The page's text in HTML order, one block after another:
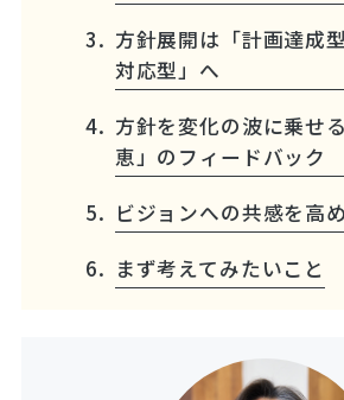
方針展開は「計画達成
対応型」へ
方針を変化の波に乗せ
恵」のフィードバック
ビジョンへの共感を高
まず考えてみたいこと